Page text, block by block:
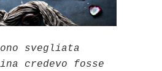
svegliata
credevo fosse